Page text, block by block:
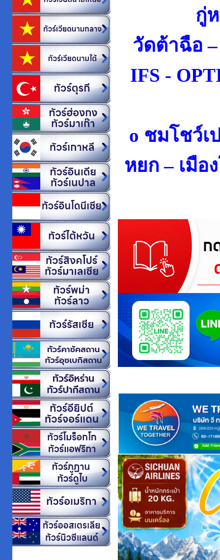
กู่
วัดต้าฉือ
IFS -
o ชมโชว์เ
หยก – เมือ